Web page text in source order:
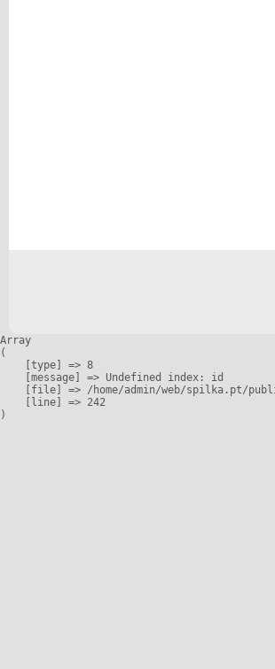
Array
(
    [type] => 8
    [message] => Undefined index: id
[file] => /home/admin/web/spilka.pt/
    [line] => 242